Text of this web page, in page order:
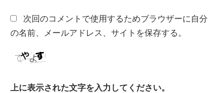
次回のコメントで使用するためブラウザーに自分
の名前、メールアドレス、サイトを保存する。
上に表示された文字を入力してください。